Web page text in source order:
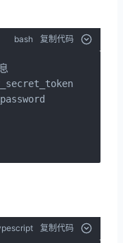
bash 复制代码
复制代码